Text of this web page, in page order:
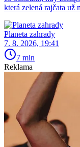
která zelená rajčata už
Planeta zahrady
7. 8. 2026, 19:41
7 min
Reklama